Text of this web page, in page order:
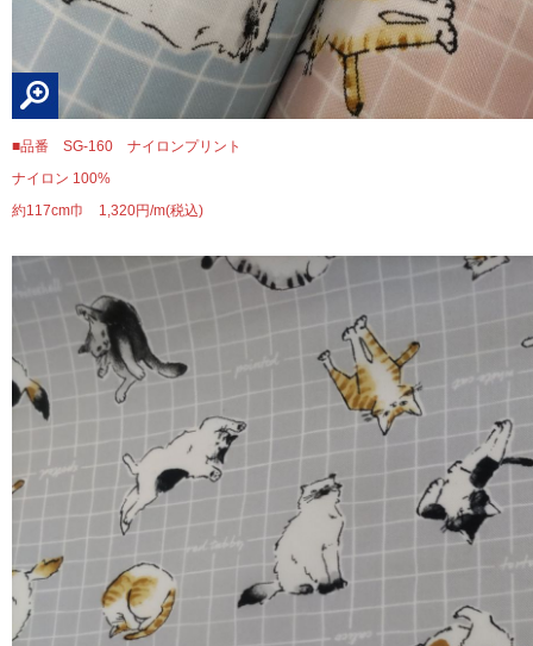
■品番 SG-160 ナイロンプリント
ナイロン 100%
約117cm巾 1,320円/m(税込)